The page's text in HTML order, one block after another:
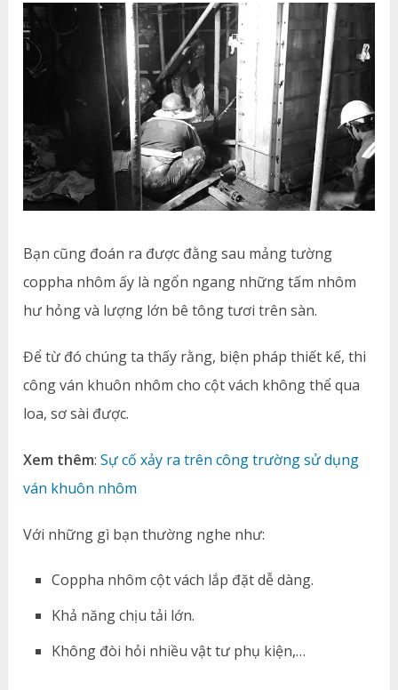
Bạn cũng đoán ra được đằng sau mảng tường
coppha nhôm ấy là ngổn ngang những tấm nhôm
hư hỏng và lượng lớn bê tông tươi trên sàn.
Để từ đó chúng ta thấy rằng, biện pháp thiết kế, thi
công ván khuôn nhôm cho cột vách không thể qua
loa, sơ sài được.
Xem thêm: Sự cố xảy ra trên công trường sử dụng
ván khuôn nhôm
Với những gì bạn thường nghe như:
Coppha nhôm cột vách lắp đặt dễ dàng.
Khả năng chịu tải lớn.
Không đòi hỏi nhiều vật tư phụ kiện,…